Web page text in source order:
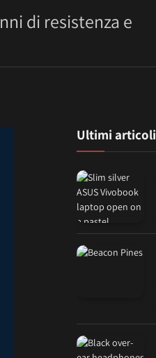
di resistenza e
Ultimi articoli